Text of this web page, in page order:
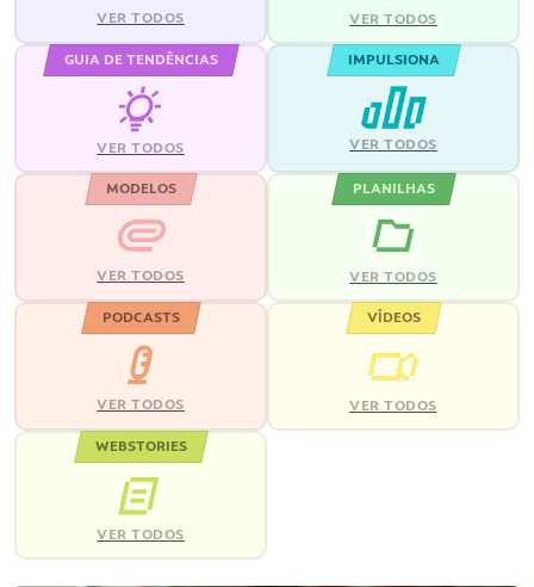
VER TODOS VER TODOS
GUIA DE TENDÊNCIAS
VER TODOS
IMPULSIONA
VER TODOS
MODELOS
VER TODOS
PLANILHAS
VER TODOS
PODCASTS
VER TODOS
VÍDEOS
VER TODOS
WEBSTORIES
VER TODOS